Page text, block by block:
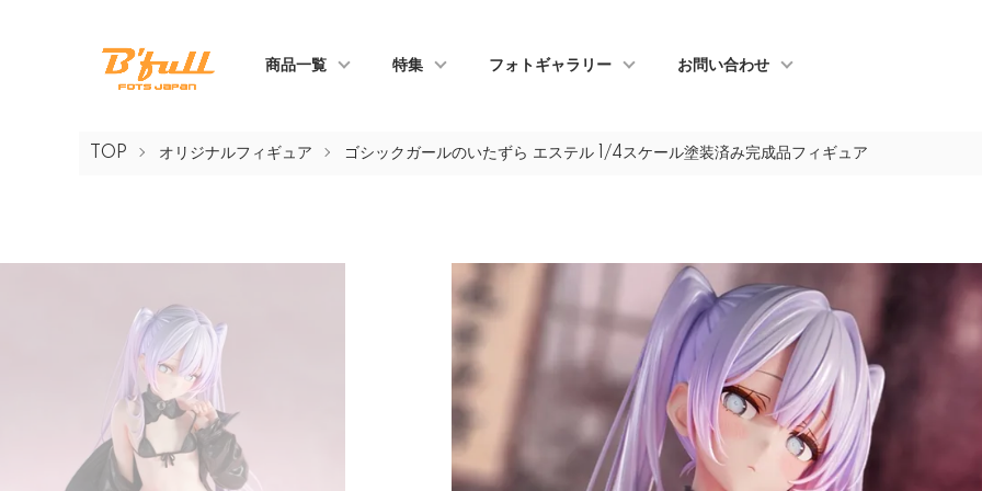
商品一覧 特集 フォトギャラリー お問い合わせ
TOP オリジナルフィギュア ゴシックガールのいたずら エステル 1/4スケール塗装済み完成品フィギュア